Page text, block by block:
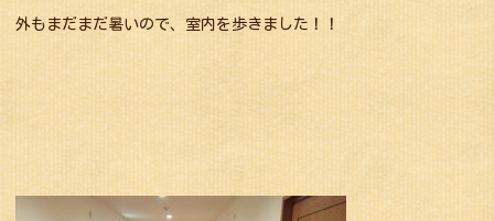
外もまだまだ暑いので、室内を歩きました！！